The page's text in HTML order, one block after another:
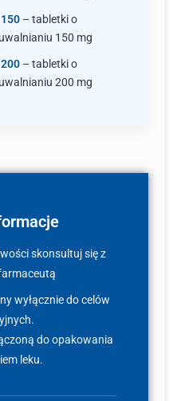
– tabletki o
150 mg
– tabletki o
200 mg
skonsultuj się z
wyłącznie do celów
do opakowania
leku.